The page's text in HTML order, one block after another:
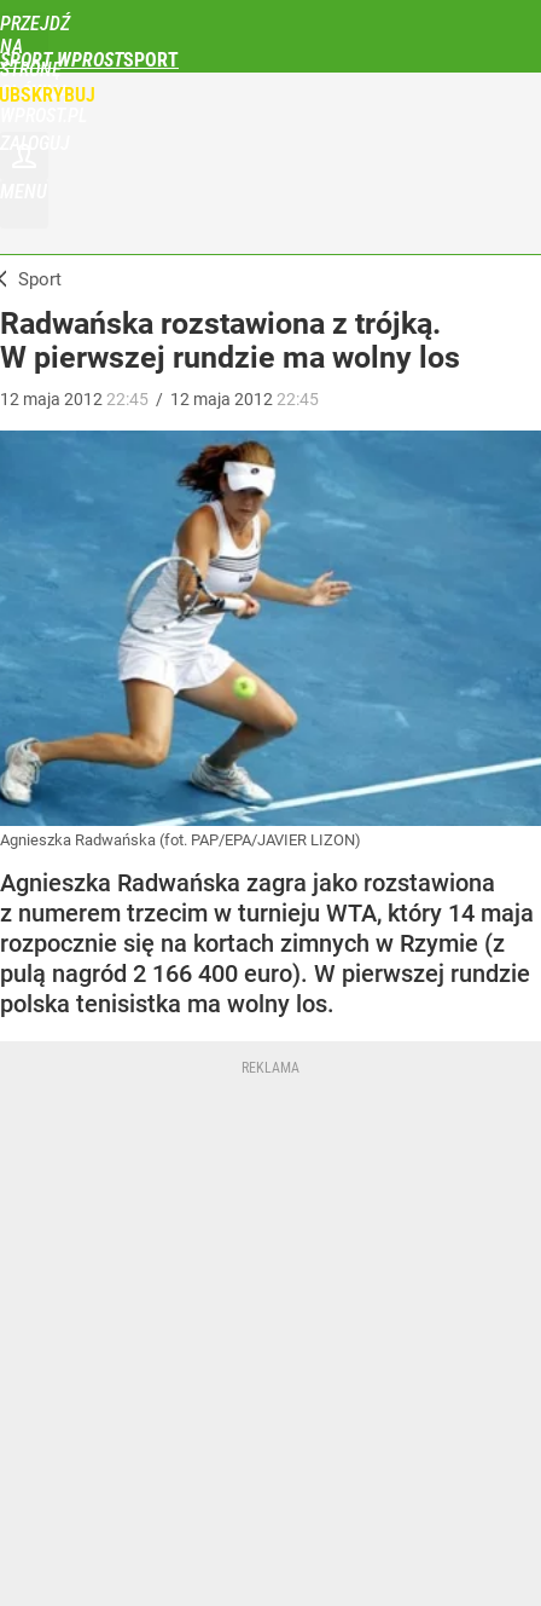
PRZEJDŹ
NA
STRONĘ
GŁÓWNĄ
SPORT WPROST
Sport
Radwańska rozstawiona z trójką.
W pierwszej rundzie ma wolny los
12 maja 2012 22:45 / 12 maja 2012 22:45
Agnieszka Radwańska (fot. PAP/EPA/JAVIER LIZON)
Agnieszka Radwańska zagra jako rozstawiona
z numerem trzecim w turnieju WTA, który 14 maja
rozpocznie się na kortach zimnych w Rzymie (z
pulą nagród 2 166 400 euro). W pierwszej rundzie
polska tenisistka ma wolny los.